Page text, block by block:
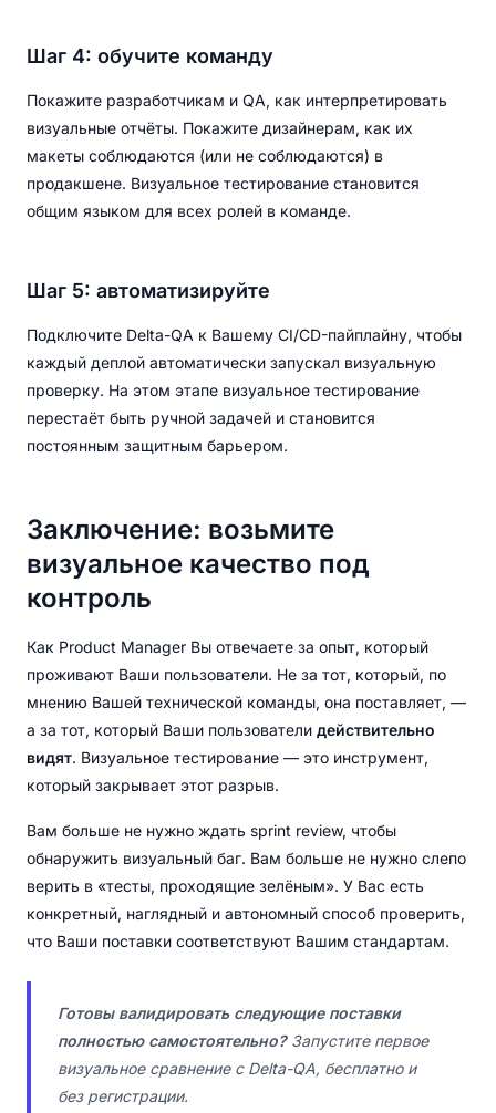
Шаг 4: обучите команду
Покажите разработчикам и QA, как интерпретировать
визуальные отчёты. Покажите дизайнерам, как их
макеты соблюдаются (или не соблюдаются) в
продакшене. Визуальное тестирование становится
общим языком для всех ролей в команде.
Шаг 5: автоматизируйте
Подключите Delta-QA к Вашему CI/CD-пайплайну, чтобы
каждый деплой автоматически запускал визуальную
проверку. На этом этапе визуальное тестирование
перестаёт быть ручной задачей и становится
постоянным защитным барьером.
Заключение: возьмите
визуальное качество под
контроль
Как Product Manager Вы отвечаете за опыт, который
проживают Ваши пользователи. Не за тот, который, по
мнению Вашей технической команды, она поставляет, —
а за тот, который Ваши пользователи действительно
видят. Визуальное тестирование — это инструмент,
который закрывает этот разрыв.
Вам больше не нужно ждать sprint review, чтобы
обнаружить визуальный баг. Вам больше не нужно слепо
верить в «тесты, проходящие зелёным». У Вас есть
конкретный, наглядный и автономный способ проверить,
что Ваши поставки соответствуют Вашим стандартам.
Готовы валидировать следующие поставки
полностью самостоятельно?Запустите первое
визуальное сравнение с Delta-QA, бесплатно и
без регистрации.